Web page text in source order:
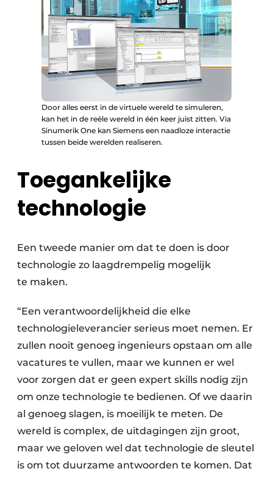
Door alles eerst in de virtuele wereld te simuleren,
kan het in de reële wereld in één keer juist zitten. Via
Sinumerik One kan Siemens een naadloze interactie
tussen beide werelden realiseren.
Toegankelijke
technologie
Een tweede manier om dat te doen is door
technologie zo laagdrempelig mogelijk
te maken.
“Een verantwoordelijkheid die elke
technologieleverancier serieus moet nemen. Er
zullen nooit genoeg ingenieurs opstaan om alle
vacatures te vullen, maar we kunnen er wel
voor zorgen dat er geen expert skills nodig zijn
om onze technologie te bedienen. Of we daarin
al genoeg slagen, is moeilijk te meten. De
wereld is complex, de uitdagingen zijn groot,
maar we geloven wel dat technologie de sleutel
is om tot duurzame antwoorden te komen. Dat